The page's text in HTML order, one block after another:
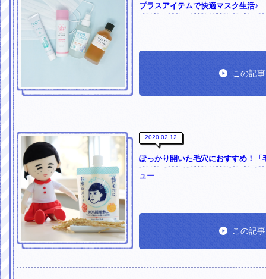
プラスアイテムで快適マスク生活♪
この記
2020.02.12
ぽっかり開いた毛穴におすすめ！
ュー
この記